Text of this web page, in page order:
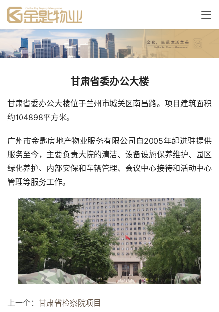
甘肃省委办公大楼
甘肃省委办公大楼位于兰州市城关区南昌路。项目建筑面积
约104898平方米。
广州市金匙房地产物业服务有限公司自2005年起进驻提供
服务至今，主要负责大院的清洁、设备设施保养维护、园区
绿化养护、内部安保和车辆管理、会议中心接待和活动中心
管理等服务工作。
上一个： 甘肃省检察院项目